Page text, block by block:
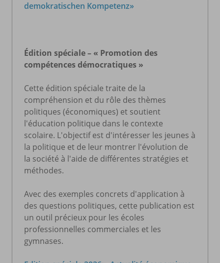
demokratischen Kompetenz»
Édition spéciale – « Promotion des
compétences démocratiques »
Cette édition spéciale traite de la
compréhension et du rôle des thèmes
politiques (économiques) et soutient
l'éducation politique dans le contexte
scolaire. L'objectif est d'intéresser les jeunes à
la politique et de leur montrer l'évolution de
la société à l'aide de différentes stratégies et
méthodes.
Avec des exemples concrets d'application à
des questions politiques, cette publication est
un outil précieux pour les écoles
professionnelles commerciales et les
gymnases.